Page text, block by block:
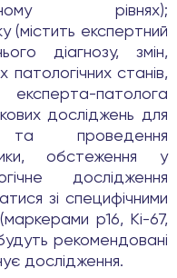
рівнях);
(містить експертний
діагнозу, змін,
станів,
патолога
досліджень для
та проведення
обстеження у
дослідження
зі специфічними
(маркерами p16, Ki-67,
рекомендовані
дослідження.